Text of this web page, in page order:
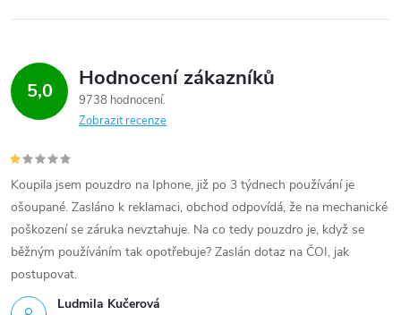
5,0 Hodnocení zákazníků
9738 hodnocení
Zobrazit recenze
Ludmila Kučerová
Koupila jsem pouzdro na Iphone, již po 3 týdnech používání je
ošoupané. Zasláno k reklamaci, obchod odpovídá, že na mechanické
poškození se záruka nevztahuje. Na co tedy pouzdro je, když se
běžným používáním tak opotřebuje? Zaslán dotaz na ČOI, jak
postupovat.